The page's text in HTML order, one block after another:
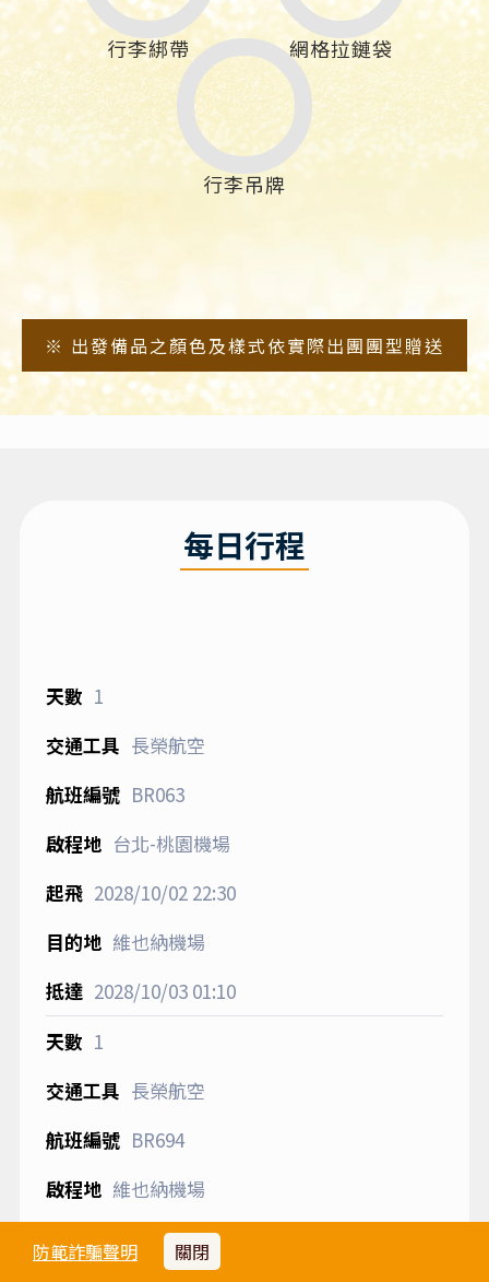
防範詐騙聲明 關閉
行李綁帶 網格拉鏈袋
行李吊牌
※ 出發備品之顏色及樣式依實際出團團型贈送
每日行程
1
長榮航空
BR063
台北-桃園機場
2028/10/0222:30
維也納機場
2028/10/0301:10
1
長榮航空
BR694
維也納機場
2028/10/0222:00